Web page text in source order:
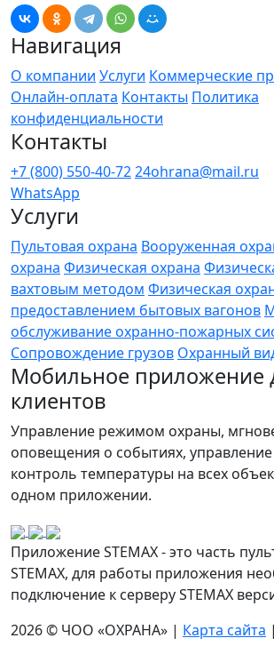
Навигация
О компании Услуги Коммерческие
Онлайн-оплата Контакты Политика
конфиденциальности
Контакты
+7 (800) 550-40-7224ohrana@mail.ru
WhatsApp
Услуги
Пультовая охрана Вооруженная
охрана Физическая охрана
вахтовым методом Физическая
предоставлением бытовых вагонов
обслуживание охранно-пожарных
Сопровождение грузов Охранный
Мобильное приложение
клиентов
Управление режимом охраны,
оповещения о событиях,
контроль температуры на всех
одном приложении.
Приложение STEMAX - это часть
STEMAX, для работы приложения
подключение к серверу STEMAX
2026 © ЧОО «ОХРАНА» | Карта сайта |